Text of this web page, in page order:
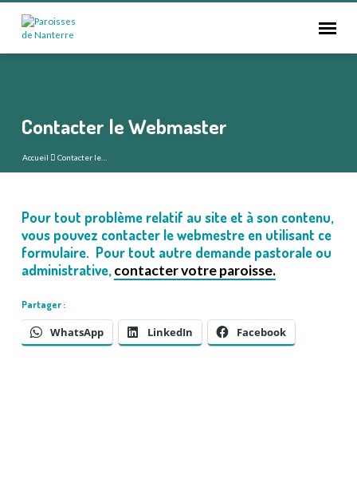
Contacter le Webmaster
Accueil Contacter le…
Contacter
le
Webmaster
Pour tout problème relatif au site et à son contenu,
vous pouvez contacter le webmestre en utilisant ce
formulaire. Pour tout autre demande pastorale ou
administrative,contacter votre paroisse.
Partager :
WhatsApp LinkedIn Facebook